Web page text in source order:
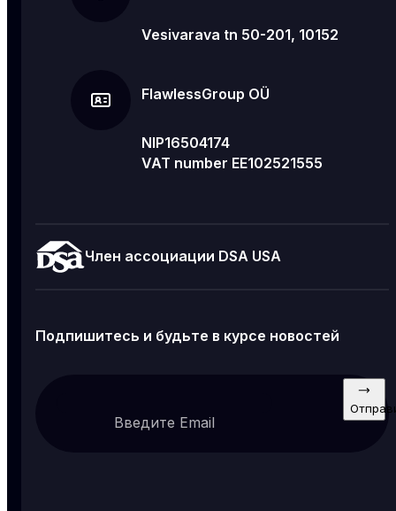
Vesivarava tn 50-201, 10152
FlawlessGroup OÜ
NIP16504174
VAT number EE102521555
Член ассоциации DSA USA
Подпишитесь и будьте в курсе новостей
Введите Email